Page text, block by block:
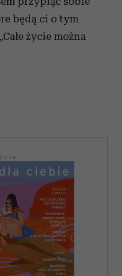
będą ci o tym
życie można